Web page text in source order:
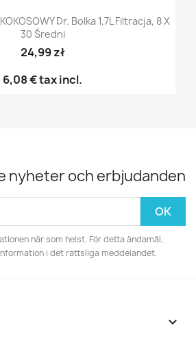
Dr. Bolka 1,7L Filtracja, 8 X
30 Średni
24,99 zł
6,08 €tax incl.
nyheter och erbjudanden
när som helst. För detta ändamål,
i det rättsliga meddelandet.
